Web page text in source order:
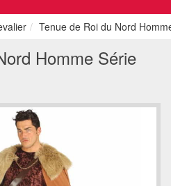
Tenue de Roi du Nord
Homme Série